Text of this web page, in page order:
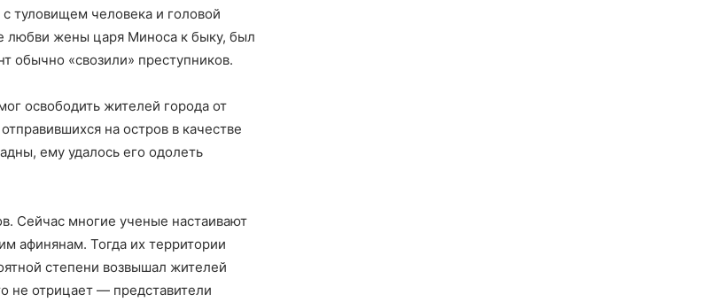
туловищем человека и головой
любви жены царя Миноса к быку, был
обычно «свозили» преступников.
освободить жителей города от
на остров в качестве
ему удалось его одолеть
Сейчас многие ученые настаивают
афинянам. Тогда их территории
степени возвышал жителей
не отрицает — представители